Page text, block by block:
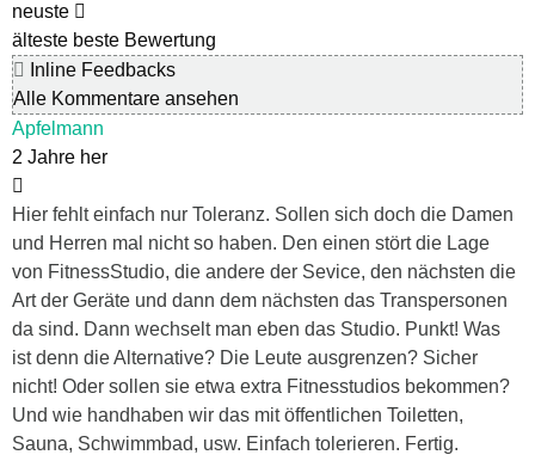
neuste
älteste beste Bewertung
Inline Feedbacks
Alle Kommentare ansehen
Apfelmann
2 Jahre her
Hier fehlt einfach nur Toleranz. Sollen sich doch die Damen
und Herren mal nicht so haben. Den einen stört die Lage
von FitnessStudio, die andere der Sevice, den nächsten die
Art der Geräte und dann dem nächsten das Transpersonen
da sind. Dann wechselt man eben das Studio. Punkt! Was
ist denn die Alternative? Die Leute ausgrenzen? Sicher
nicht! Oder sollen sie etwa extra Fitnesstudios bekommen?
Und wie handhaben wir das mit öffentlichen Toiletten,
Sauna, Schwimmbad, usw. Einfach tolerieren. Fertig.